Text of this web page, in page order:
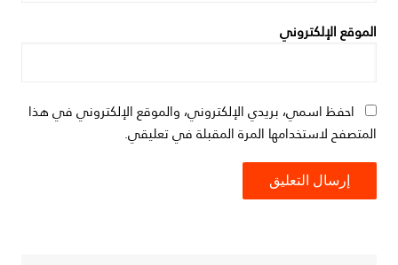
الموقع الإلكتروني
احفظ اسمي، بريدي الإلكتروني، والموقع الإلكتروني في هذا
المتصفح لاستخدامها المرة المقبلة في تعليقي.